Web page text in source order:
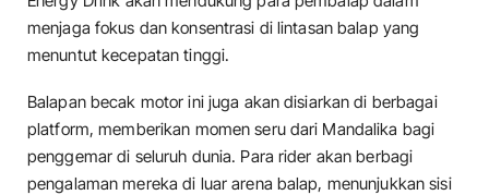
menjaga fokus dan konsentrasi di lintasan balap yang
menuntut kecepatan tinggi.
Balapan becak motor ini juga akan disiarkan di berbagai
platform, memberikan momen seru dari Mandalika bagi
penggemar di seluruh dunia. Para rider akan berbagi
pengalaman mereka di luar arena balap, menunjukkan sisi